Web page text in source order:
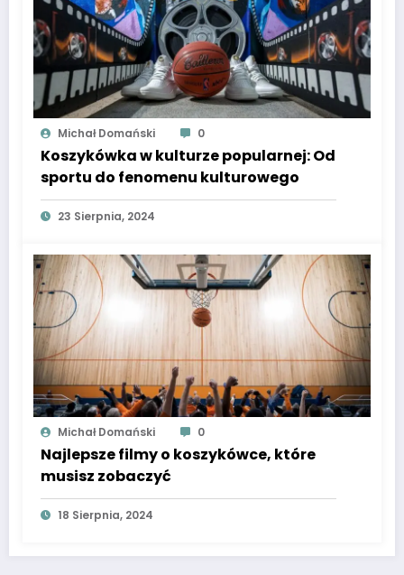
Michał Domański 0
Koszykówka w kulturze popularnej: Od
sportu do fenomenu kulturowego
23 Sierpnia, 2024
Michał Domański 0
Najlepsze filmy o koszykówce, które
musisz zobaczyć
18 Sierpnia, 2024